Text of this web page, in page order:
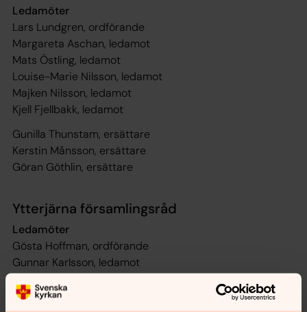
Ledamöter
Lars Lundgren, ordförande
Margareta Aschan, ledamot
Mats Östling, ledamot
Louise-Marie Nilsson, ledamot
Majken Nilsson, ledamot
Kjell Fjellbakk, ledamot
Gunilla Thunstam, ersättare
Kerstin Månsson, ersättare
Göran Göthlin, ersättare
Ytterjärna församlingsråd
Ledamöter
Gösta Hoffman, ordförande
Gunnar Karlsson, ledamot
Astrid Svensson, ledamot